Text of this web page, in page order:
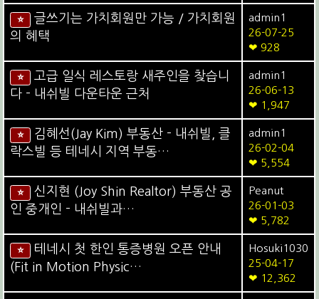
⭐
글쓰기는 가치회원만 가능 / 가치회원
의 혜택
admin1
26-07-25
❤ 928
⭐
고급 일식 레스토랑 새주인을 찾습니
다 - 내쉬빌 다운타운 근처
admin1
26-06-13
❤ 1,947
⭐
김혜선(Jay Kim) 부동산 - 내쉬빌, 클
락스빌 등 테네시 지역 부동…
admin1
26-02-04
❤ 5,554
⭐
신지현 (Joy Shin Realtor) 부동산 공
인 중개인 - 내쉬빌과…
Peanut
26-01-03
❤ 5,782
⭐
테네시 첫 한인 통증병원 오픈 안내
(Fit in Motion Physic…
Hosuki1030
25-04-17
❤ 12,362